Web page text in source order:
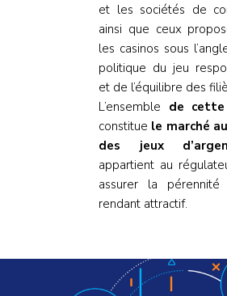
et les sociétés de
ainsi que ceux
les casinos sous
politique du jeu
et de l’équilibre des
L’ensemble de
constitue le marché
des jeux
appartient au
assurer la
rendant attractif.